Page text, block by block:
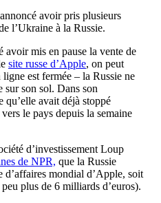
avoir pris plusieurs
l’Ukraine à la Russie.
avoir mis en pause la vente de
site russe d’Apple, on peut
est fermée – la Russie ne
sur son sol. Dans son
qu’elle avait déjà stoppé
le pays depuis la semaine
d’investissement Loup
de NPR, que la Russie
mondial d’Apple, soit
plus de 6 milliards d’euros).